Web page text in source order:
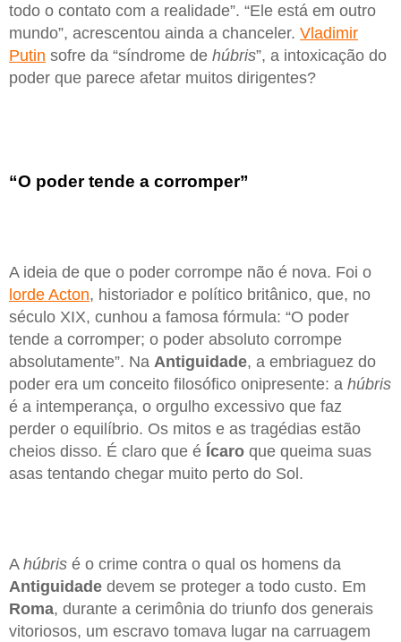
todo o contato com a realidade”. “Ele está em outro
mundo”, acrescentou ainda a chanceler. Vladimir
Putin sofre da “síndrome de húbris”, a intoxicação do
poder que parece afetar muitos dirigentes?
“O poder tende a corromper”
A ideia de que o poder corrompe não é nova. Foi o
lorde Acton, historiador e político britânico, que, no
século XIX, cunhou a famosa fórmula: “O poder
tende a corromper; o poder absoluto corrompe
absolutamente”. Na Antiguidade, a embriaguez do
poder era um conceito filosófico onipresente: a húbris
é a intemperança, o orgulho excessivo que faz
perder o equilíbrio. Os mitos e as tragédias estão
cheios disso. É claro que é Ícaro que queima suas
asas tentando chegar muito perto do Sol.
A húbris é o crime contra o qual os homens da
Antiguidade devem se proteger a todo custo. Em
Roma, durante a cerimônia do triunfo dos generais
vitoriosos, um escravo tomava lugar na carruagem